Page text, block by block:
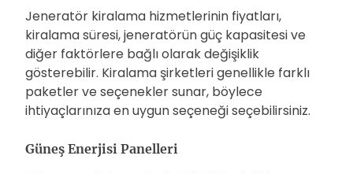
Jeneratör kiralama hizmetlerinin fiyatları,
kiralama süresi, jeneratörün güç kapasitesi ve
diğer faktörlere bağlı olarak değişiklik
gösterebilir. Kiralama şirketleri genellikle farklı
paketler ve seçenekler sunar, böylece
ihtiyaçlarınıza en uygun seçeneği seçebilirsiniz.
Güneş Enerjisi Panelleri